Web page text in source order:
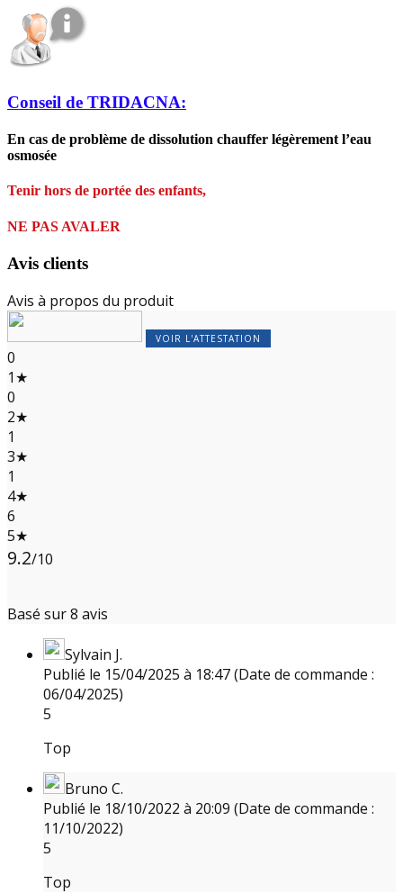
Conseil de TRIDACNA:
En cas de problème de dissolution chauffer légèrement l’eau
osmosée
Tenir hors de portée des enfants,
NE PAS AVALER
Avis clients
Avis à propos du produit
VOIR L'ATTESTATION
0
1★
0
2★
1
3★
1
4★
6
5★
9.2/10
Basé sur 8 avis
Sylvain J.
Publié le 15/04/2025 à 18:47(Date de commande :
06/04/2025)
5
Top
Bruno C.
Publié le 18/10/2022 à 20:09 (Date de commande :
11/10/2022)
5
Top